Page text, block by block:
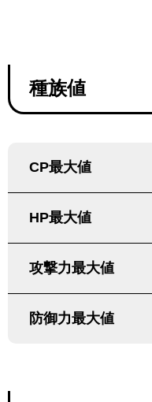
種族値
CP最大値
HP最大値
攻撃力最大値
防御力最大値